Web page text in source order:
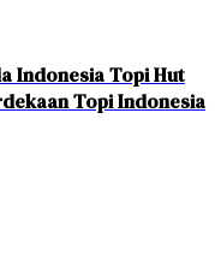
Indonesia Topi Hut
Topi Indonesia